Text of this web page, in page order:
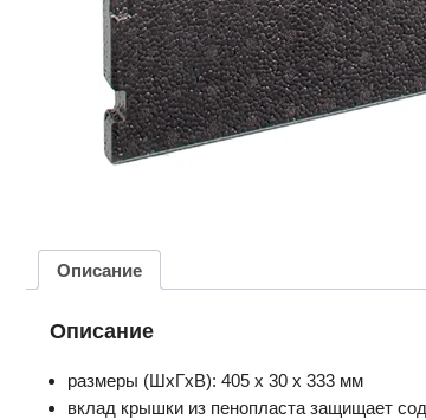
Описание
Описание
размеры (ШxГxВ): 405 x 30 x 333 мм
вклад крышки из пенопласта защищает